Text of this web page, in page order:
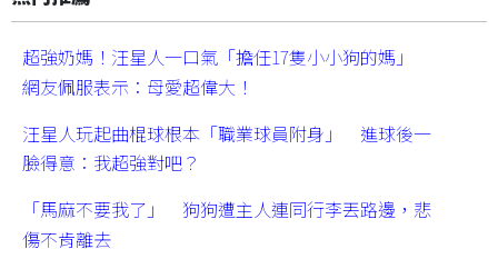
超強奶媽！汪星人一口氣「擔任17隻小小狗的媽」
網友佩服表示：母愛超偉大！
汪星人玩起曲棍球根本「職業球員附身」 進球後一
臉得意：我超強對吧？
「馬麻不要我了」 狗狗遭主人連同行李丟路邊，悲
傷不肯離去